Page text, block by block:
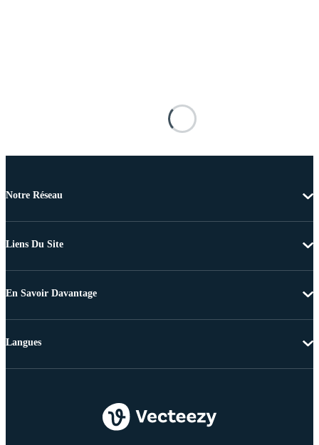
Notre Réseau
Liens Du Site
En Savoir Davantage
Langues